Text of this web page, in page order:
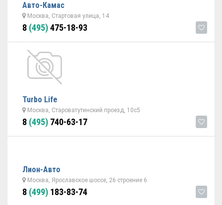
Авто-Камас
Москва, Стартовая улица, 14
8 (495)475-18-93
Turbo Life
Москва, Староватутинский проезд, 10с5
8 (495) 740-63-17
Лион-Авто
Москва, Ярославское шоссе, 26 строение 6
8 (499) 183-83-74